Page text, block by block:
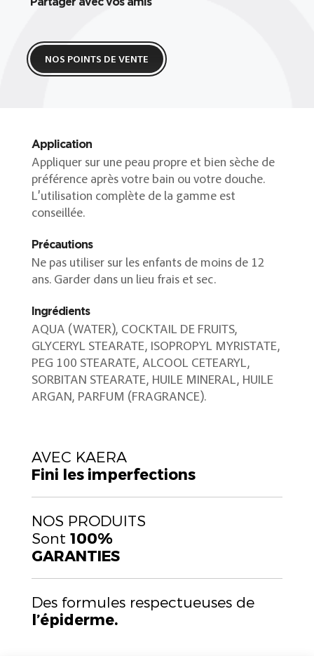
NOS POINTS DE VENTE
Application
Appliquer sur une peau propre et bien sèche de
préférence après votre bain ou votre douche.
L’utilisation complète de la gamme est
conseillée.
Précautions
Ne pas utiliser sur les enfants de moins de 12
ans. Garder dans un lieu frais et sec.
Ingrédients
AQUA (WATER), COCKTAIL DE FRUITS,
GLYCERYL STEARATE, ISOPROPYL MYRISTATE,
PEG 100 STEARATE, ALCOOL CETEARYL,
SORBITAN STEARATE, HUILE MINERAL, HUILE
ARGAN, PARFUM (FRAGRANCE).
AVEC KAERA
Fini les imperfections
NOS PRODUITS
Sont 100%
GARANTIES
Des formules respectueuses de
l’épiderme.